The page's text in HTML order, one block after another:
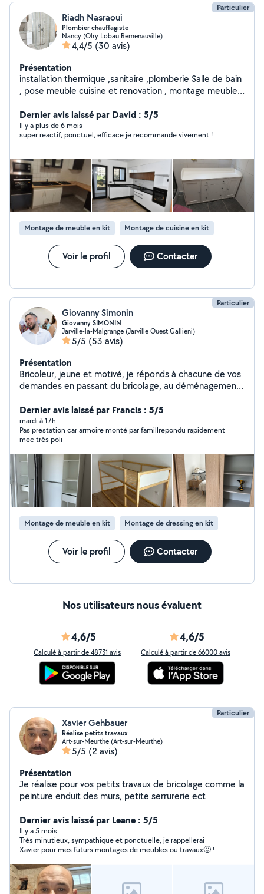
Particulier
Riadh Nasraoui
Plombier chauffagiste
Nancy (Olry Lobau Remenauville)
4,4/5 (30 avis)
Présentation
installation thermique ,sanitaire ,plomberie Salle de bain
, pose meuble cuisine et renovation , montage meuble
sol,chaudière a cheminée, pose cumulus et chauffe eau
.... meuble salle de bain et baigoire.. Pose radiateurs,
sèche serviette Et plusieurs types de bricolage
Dernier avis laissé par David : 5/5
Il y a plus de 6 mois
super reactif, ponctuel, efficace je recommande vivement !
Montage de meuble en kit Montage de cuisine en kit
Voir le profil Contacter
Particulier
Giovanny Simonin
Giovanny SIMONIN
Jarville-la-Malgrange (Jarville Ouest Gallieni)
5/5 (53 avis)
Présentation
Bricoleur, jeune et motivé, je réponds à chacune de vos
demandes en passant du bricolage, au déménagement,
Dernier avis laissé par Francis : 5/5
mardi à 17h
Pas prestation car armoire monté par famillrepondu rapidement
mec très poli
Montage de meuble en kit Montage de dressing en kit
Voir le profil Contacter
Nos utilisateurs nous évaluent
4,6/5
Calculé à partir de 48731 avis
4,6/5
Calculé à partir de 66000 avis
Particulier
Xavier Gehbauer
Réalise petits travaux
Art-sur-Meurthe (Art-sur-Meurthe)
5/5 (2 avis)
Présentation
Je réalise pour vos petits travaux de bricolage comme la
peinture enduit des murs, petite serrurerie ect
Dernier avis laissé par Leane : 5/5
Il y a 5 mois
Très minutieux, sympathique et ponctuelle, je rappellerai
Xavier pour mes futurs montages de meubles ou travaux🙂 !